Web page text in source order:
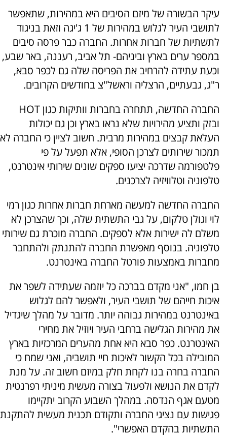
עיקר הבשורה של מיזם הסיבים היא במהירות, שתאפשר
לתושבי העיר לגלוש במהירות של 1 ג'יגה וזאת בניגוד
לתשתיות של חברות אחרות. החברה כבר פרסה סיבים
במספר ערים בארץ וביניהם- תל אביב, רעננה, באר שבע,
וכעת עתידה להרחיב את הפריסה שלה גם לכפר סבא,
ר"ג, גבעתיים, הרצליה וראשל"צ בחודשים הקרובים.
החברה החדשה, תתחרה בחברות וותיקות כגון HOT
ובזק ותציע מהירויות שלא נראו בארץ וכן גם יכולות
העלאת קבצים במהירות מרבית. חשוב לציין כי החברה לא
תמכור שירותים לצרכן הסופי, אלא תפעל על פי
פלטפורמה שדרכה יציעו ספקים שונים שירותי אינטרנט,
טלפוניה וטלוויזיה לצרכנים.
החברה החדשה למעשה מארחת חברות אחרות כגון רמי
לוי וגולן טלקום, על גבי התשתית שלה, וכך שהצרכן לא
משלם לה ישירות אלא לספקים. החברה מוכרת גם שירותי
טלפוניה. בנוסף מאפשרת החברה להתנתק ולהתחבר
מחברות באמצעות פורטל החברה באינטרנט.
בן חמו, "אני מקדם בברכה כל יוזמה שעתידה לשפר את
איכות חייהם של תושבי העיר, ולאפשר להם לגלוש
באינטרנט במהירות גבוהה יותר. מדובר על מהלך שיגדיל
את מהירות הגלישה ברחבי העיר ויוזיל את מחירי
האינטרנט. כפר סבא היא אחת מהערים המרכזיות בארץ
המובילה בכל הקשור לאיכות חיי תושביה, ואני שמח כי
החברה בחרה בנו לקחת חלק במיזם חשוב זה. על מנת
לקדם את הנושא ולפעול בצורה מעשית מיניתי רפרנטית
מטעם אגף הנדסה. במהלך השבוע הקרוב יתקיימו
פגישות עם נציגי החברה ותקודם תכנית מעשית להתקנת
התשתיות בהקדם האפשרי".